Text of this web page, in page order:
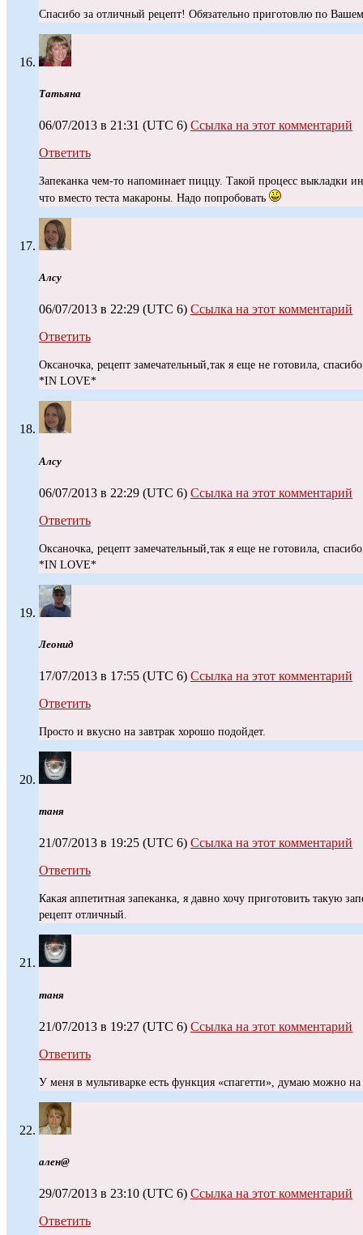
Спасибо за отличный рецепт! Обязательно приготовлю по
Татьяна
06/07/2013 в 21:31 (UTC 6) Ссылка на этот комментарий
Ответить
Запеканка чем-то напоминает пиццу. Такой процесс выкладки
что вместо теста макароны. Надо попробовать
Алсу
06/07/2013 в 22:29 (UTC 6) Ссылка на этот комментарий
Ответить
Оксаночка, рецепт замечательный,так я еще не готовила,
*IN LOVE*
Алсу
06/07/2013 в 22:29 (UTC 6) Ссылка на этот комментарий
Ответить
Оксаночка, рецепт замечательный,так я еще не готовила,
*IN LOVE*
Леонид
17/07/2013 в 17:55 (UTC 6) Ссылка на этот комментарий
Ответить
Просто и вкусно на завтрак хорошо подойдет.
таня
21/07/2013 в 19:25 (UTC 6) Ссылка на этот комментарий
Ответить
Какая аппетитная запеканка, я давно хочу приготовить такую
рецепт отличный.
таня
21/07/2013 в 19:27 (UTC 6) Ссылка на этот комментарий
Ответить
У меня в мультиварке есть функция «спагетти», думаю можно
ален@
29/07/2013 в 23:10 (UTC 6) Ссылка на этот комментарий
Ответить